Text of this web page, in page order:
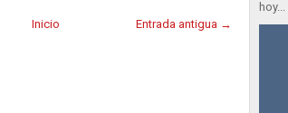
Entrada antigua →
Inicio
hoy...